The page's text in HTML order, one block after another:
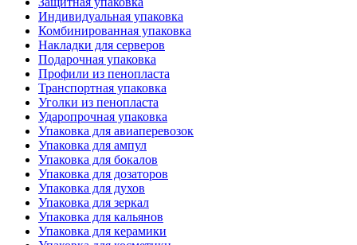
Индивидуальная упаковка
Комбинированная упаковка
Накладки для серверов
Подарочная упаковка
Профили из пенопласта
Транспортная упаковка
Уголки из пенопласта
Ударопрочная упаковка
Упаковка для авиаперевозок
Упаковка для ампул
Упаковка для бокалов
Упаковка для дозаторов
Упаковка для духов
Упаковка для зеркал
Упаковка для кальянов
Упаковка для керамики